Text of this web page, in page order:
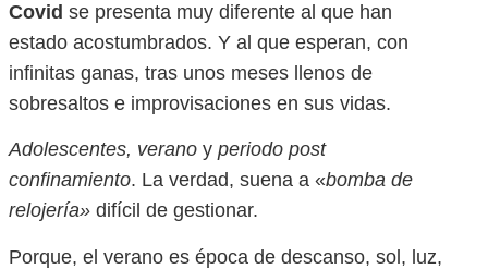
Covid se presenta muy diferente al que han
estado acostumbrados. Y al que esperan, con
infinitas ganas, tras unos meses llenos de
sobresaltos e improvisaciones en sus vidas.
Adolescentes, verano y periodo post
confinamiento. La verdad, suena a «bomba de
relojería» difícil de gestionar.
Porque, el verano es época de descanso, sol, luz,